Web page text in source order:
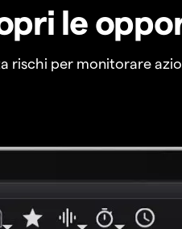
le
rischi per monitorare